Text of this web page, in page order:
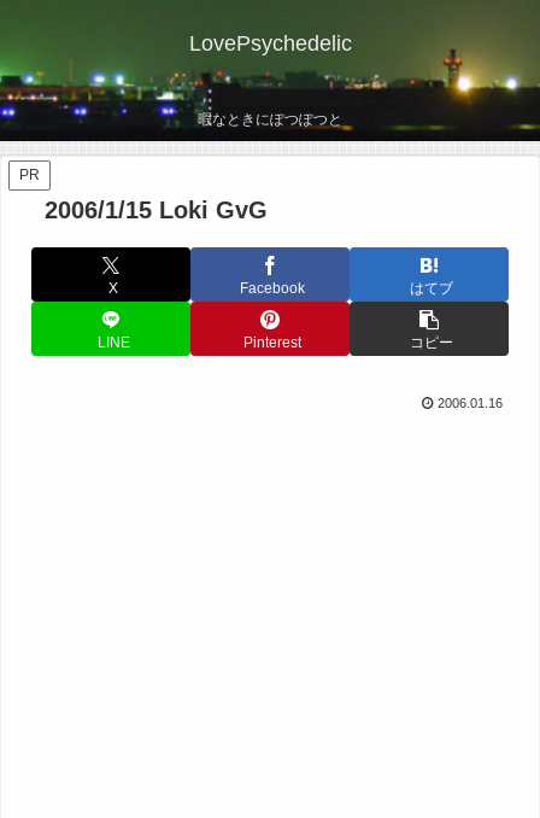
LovePsychedelic
暇なときにぽつぽつと
PR
2006/1/15 Loki GvG
X Facebook はてブ
LINE Pinterest コピー
2006.01.16